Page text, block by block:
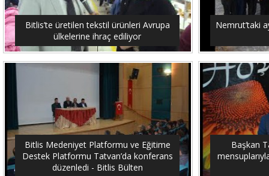
Bitlis’te üretilen tekstil ürünleri Avrupa
ülkelerine ihraç ediliyor
Nemrut’taki
Bitlis Medeniyet Platformu ve Eğitime
Destek Platformu Tatvan’da konferans
düzenledi - Bitlis Bülten
Başkan